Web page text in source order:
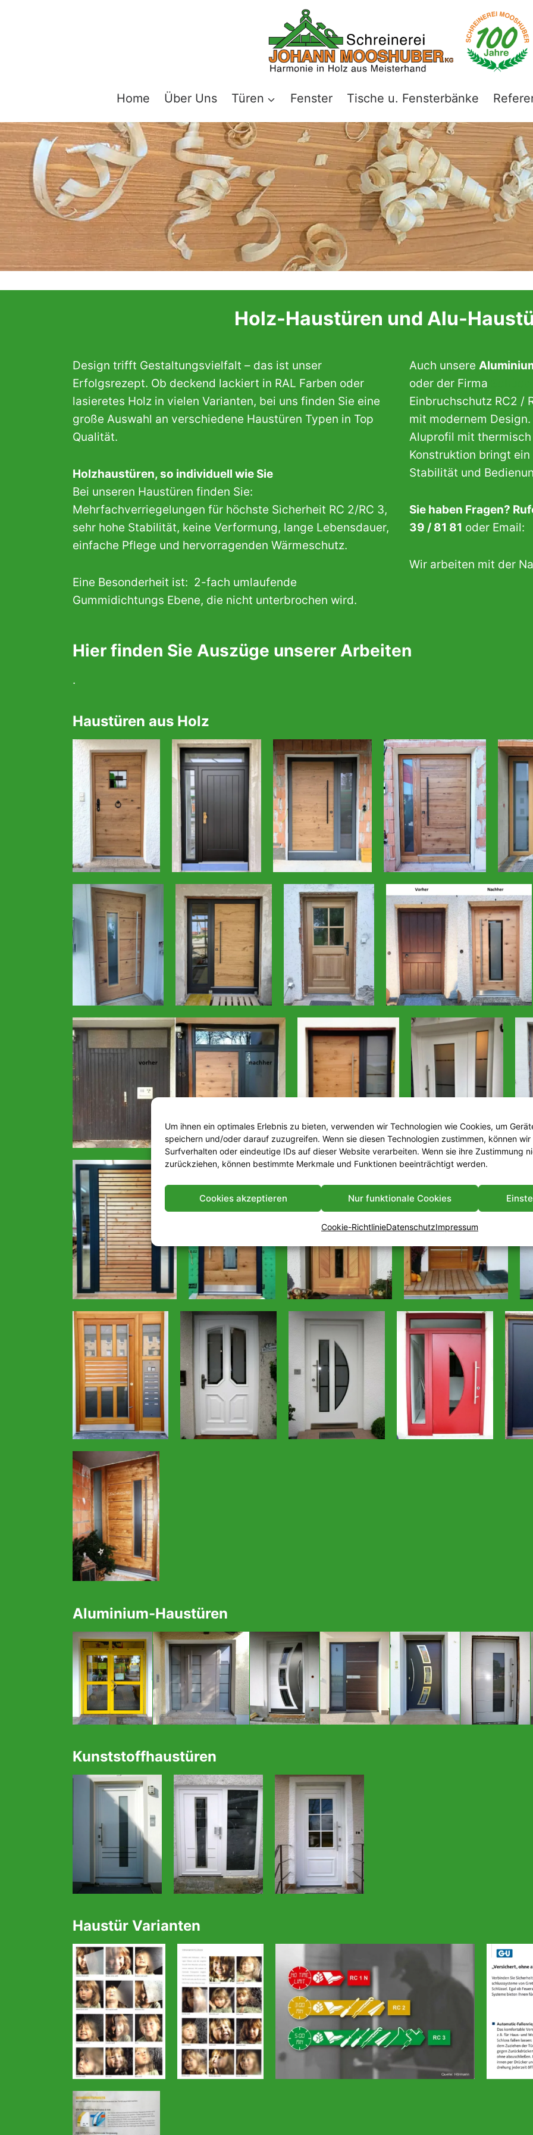
Um ihnen ein optimales Erlebnis zu bieten, verwenden wir Technologien wie Cookies, um
speichern und/oder darauf zuzugreifen. Wenn sie diesen Technologien zustimmen, können
Surfverhalten oder eindeutige IDs auf dieser Website verarbeiten. Wenn sie ihre Zustimmung
zurückziehen, können bestimmte Merkmale und Funktionen beeinträchtigt werden.
Cookies akzeptieren Nur funktionale Cookies
Cookie-RichtlinieDatenschutzImpressum
Home Über Uns Türen Fenster Tische u. Fensterbänke
Holz-Haustüren und Alu-
Design trifft Gestaltungsvielfalt – das ist unser
Erfolgsrezept. Ob deckend lackiert in RAL Farben oder
lasieretes Holz in vielen Varianten, bei uns finden Sie eine
große Auswahl an verschiedene Haustüren Typen in Top
Qualität.
Holzhaustüren, so individuell wie Sie
Bei unseren Haustüren finden Sie:
Mehrfachverriegelungen für höchste Sicherheit RC 2/RC 3,
sehr hohe Stabilität, keine Verformung, lange Lebensdauer,
einfache Pflege und hervorragenden Wärmeschutz.
Eine Besonderheit ist: 2-fach umlaufende
Gummidichtungs Ebene, die nicht unterbrochen wird.
Auch unsere
oder der Firma
Einbruchschutz RC2 /
mit modernem
Aluprofil mit
Konstruktion bringt
Stabilität und
Sie haben Fragen?
39 / 81 81 oder Email:
Wir arbeiten mit der
Hier finden Sie Auszüge unserer Arbeiten
.
Haustüren aus Holz
Aluminium-Haustüren
Kunststoffhaustüren
Haustür Varianten